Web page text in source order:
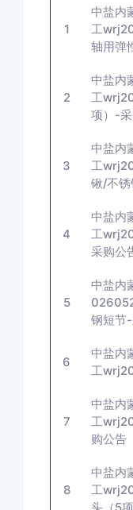
1
中盐内
工
轴用弹
2
中盐内
工
项）-
3
中盐内
工
锹/不
4
中盐内
工
采购公
5
中盐内
钢短节
6
中盐内
工
7
中盐内
工
购公告
8
中盐内
工